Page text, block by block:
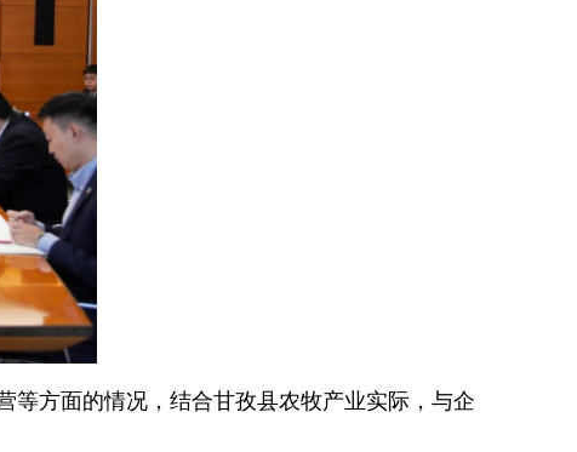
方面的情况，结合甘孜县农牧产业实际，与企